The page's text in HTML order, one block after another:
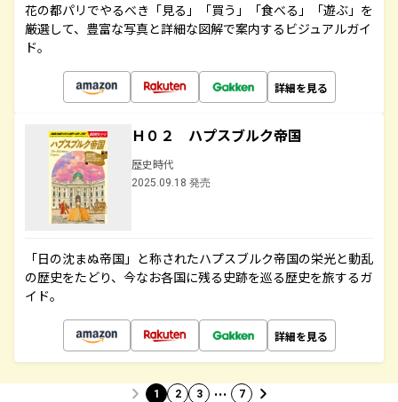
花の都パリでやるべき「見る」「買う」「食べる」「遊ぶ」を
厳選して、豊富な写真と詳細な図解で案内するビジュアルガイ
ド。
詳細を見る
Ｈ０２ ハプスブルク帝国
歴史時代
2025.09.18 発売
「日の沈まぬ帝国」と称されたハプスブルク帝国の栄光と動乱
の歴史をたどり、今なお各国に残る史跡を巡る歴史を旅するガ
イド。
詳細を見る
1 2 3 … 7